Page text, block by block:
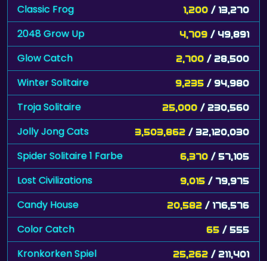
Classic Frog 1,200 / 13,270
2048 Grow Up 4,709 / 49,891
Glow Catch 2,700 / 28,500
Winter Solitaire 9,235 / 94,980
Troja Solitaire 25,000 / 230,560
Jolly Jong Cats 3,503,862 / 32,120,030
Spider Solitaire 1 Farbe 6,370 / 57,105
Lost Civilizations 9,015 / 79,975
Candy House 20,582 / 176,576
Color Catch 65 / 555
Kronkorken Spiel 25,262 / 211,401